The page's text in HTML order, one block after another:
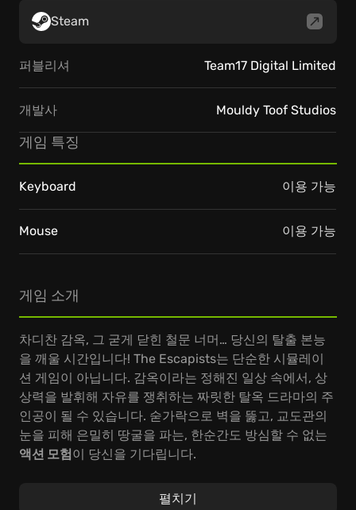
게임 소개
차디찬 감옥, 그 굳게 닫힌 철문 너머… 당신의 탈출 본능
을 깨울 시간입니다! The Escapists는 단순한 시뮬레이
션 게임이 아닙니다. 감옥이라는 정해진 일상 속에서, 상
상력을 발휘해 자유를 쟁취하는 짜릿한 탈옥 드라마의 주
인공이 될 수 있습니다. 숟가락으로 벽을 뚫고, 교도관의
눈을 피해 은밀히 땅굴을 파는, 한순간도 방심할 수 없는
액션 모험이 당신을 기다립니다.
교도소 안의 모든 것이 탈출의 도구! 탄탄한 체력을 키우
펼치기
Steam
퍼블리셔 Team17 Digital Limited
개발사 Mouldy Toof Studios
게임 특징
Keyboard 이용 가능
Mouse 이용 가능